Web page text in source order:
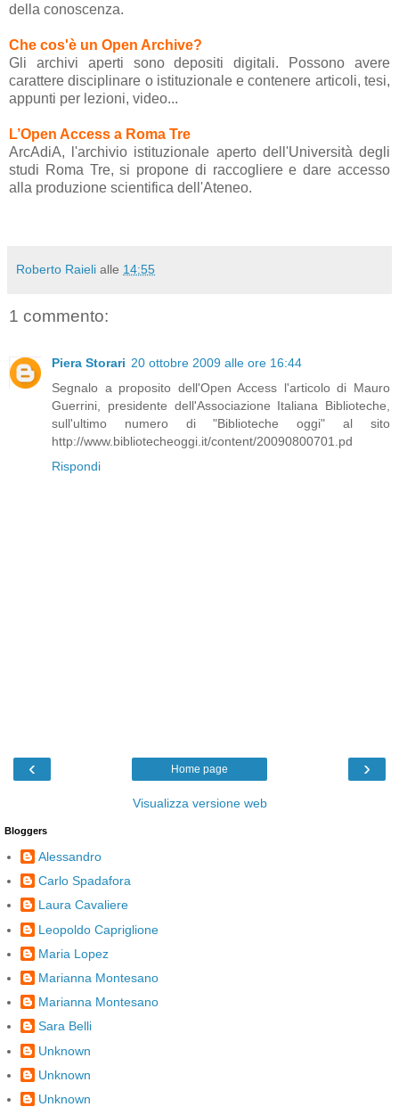
della conoscenza.
Che cos'è un Open Archive?
Gli archivi aperti sono depositi digitali. Possono avere
carattere disciplinare o istituzionale e contenere articoli, tesi,
appunti per lezioni, video...
L’Open Access a Roma Tre
ArcAdiA, l'archivio istituzionale aperto dell'Università degli
studi Roma Tre, si propone di raccogliere e dare accesso
alla produzione scientifica dell'Ateneo.
Roberto Raieli alle 14:55
1 commento:
Piera Storari 20 ottobre 2009 alle ore 16:44
Segnalo a proposito dell'Open Access l'articolo di Mauro
Guerrini, presidente dell'Associazione Italiana Biblioteche,
sull'ultimo numero di "Biblioteche oggi" al sito
http://www.bibliotecheoggi.it/content/20090800701.pd
Rispondi
‹ ›
Home page
Visualizza versione web
Bloggers
Alessandro
Carlo Spadafora
Laura Cavaliere
Leopoldo Capriglione
Maria Lopez
Marianna Montesano
Marianna Montesano
Sara Belli
Unknown
Unknown
Unknown